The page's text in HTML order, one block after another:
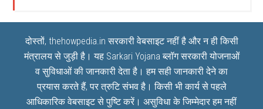
दोस्तों, thehowpedia.in सरकारी वेबसाइट नहीं है और न ही किसी
मंत्रालय से जुड़ी है। यह Sarkari Yojana ब्लॉग सरकारी योजनाओं
व सुविधाओं की जानकारी देता है। हम सही जानकारी देने का
प्रयास करते हैं, पर त्रुटि संभव है। किसी भी कार्य से पहले
आधिकारिक वेबसाइट से पुष्टि करें। असुविधा के जिम्मेदार हम नहीं